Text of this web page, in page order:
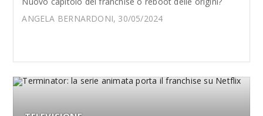
ANGELA BERNARDONI, 30/05/2024